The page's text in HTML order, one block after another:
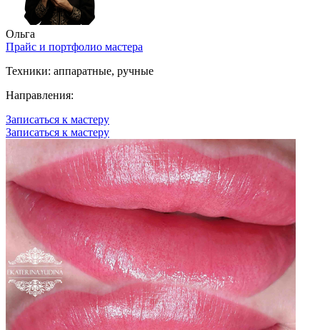
Ольга
Прайс и портфолио мастера
Техники: аппаратные, ручные
Направления:
Записаться к мастеру
Записаться к мастеру